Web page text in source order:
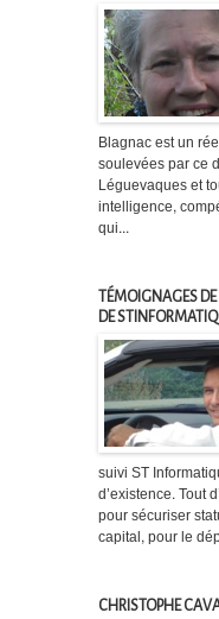
Blagnac est un
soulevées par ce
Léguevaques et
intelligence,
qui...
TÉMOIGNAGES
DE
suivi ST
d’existence. Tout
pour sécuriser
capital, pour le
CHRISTOPHE